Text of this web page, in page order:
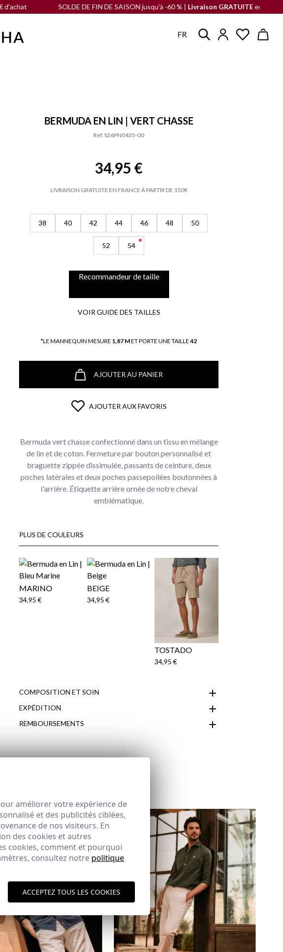
SOLDE DE FIN DE SAISON jusqu'à -60 % |Livraison GRATUITEen France à partir
FR
BERMUDA EN LIN | VERT CHASSE
Ref. S26PN0435-00
34,95 €
LIVRAISON GRATUITE EN FRANCE À PARTIR DE 150€
38 40 42 44 46 48 50
52 54
Recommandeur de taille
VOIR GUIDE DES TAILLES
*LE MANNEQUIN MESURE 1,87 MET PORTE UNE TAILLE42
AJOUTER AU PANIER
AJOUTER AUX FAVORIS
Bermuda vert chasse confectionné dans un tissu en mélange
de lin et de coton. Fermeture par bouton personnalisé et
braguette zippée dissimulée, passants de ceinture, deux
poches latérales et deux poches passepoilées boutonnées à
l'arrière. Étiquette arrière ornée de notre cheval
emblématique.
PLUS DE COULEURS
MARINO
34,95 €
BEIGE
34,95 €
TOSTADO
34,95 €
COMPOSITION ET SOIN
EXPÉDITION
Politique d'expédition
REMBOURSEMENTS
ici
ici
améliorer votre expérience de
et des publicités ciblées,
de nos visiteurs. En
des cookies et autres
cookies, comment et pourquoi
consultez notre politique
ACCEPTEZ TOUS LES COOKIES